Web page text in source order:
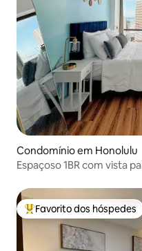
Condomínio em Honolulu
Espaçoso 1BR com vista
Favoritos dos hóspedes
Favorito dos hóspedes